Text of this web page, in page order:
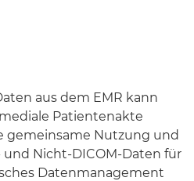
aus dem EMR kann
Patientenakte
gemeinsame Nutzung und
und Nicht-DICOM-Daten für
Datenmanagement